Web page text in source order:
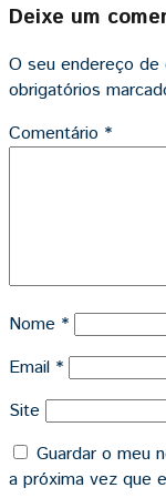
Deixe um
O seu endereço de
obrigatórios
Comentário *
Nome *
Email *
Site
Guardar o meu
a próxima vez que